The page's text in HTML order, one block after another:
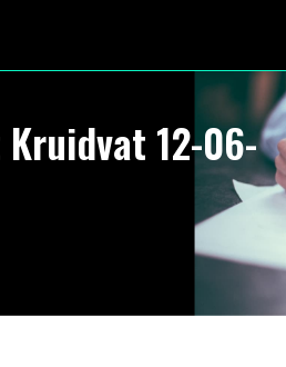
12-06-